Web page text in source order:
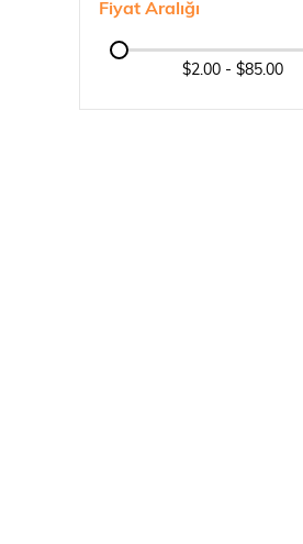
Fiyat Aralığı
$2.00 - $85.00